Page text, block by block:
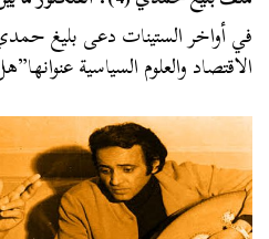
في أواخر الستينات دعى بليغ
الاقتصاد والعلوم السياسية